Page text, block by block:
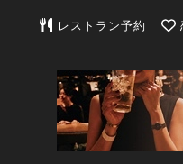
東京カレンダー | 最新
レストラン予約